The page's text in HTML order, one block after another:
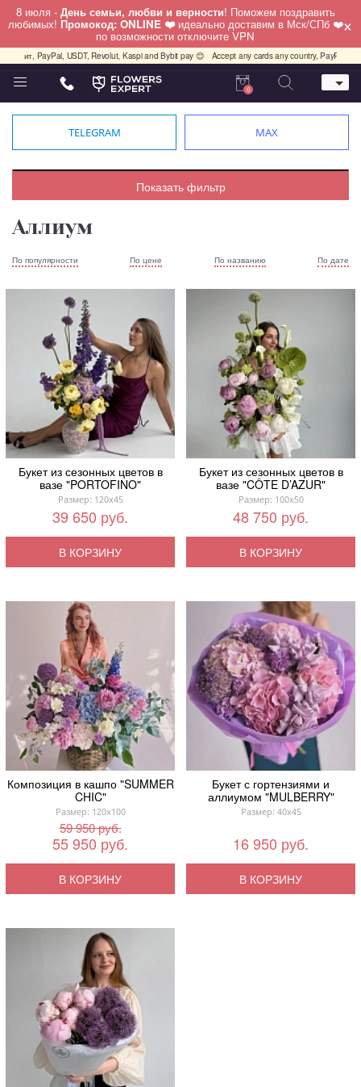
8 июля - День семьи, любви и верности! Поможем поздравить
любимых! Промокод: ONLINE ❤️ идеально доставим в Мск/СПб ❤️
по возможности отключите VPN ×
PayPal, USDT, Revolut, Kaspi and Bybit pay 😊 Accept any cards any country, PayPal,
Телефон
+7 (812) 425 36 05
Санкт-Петербург,
Лизы Чайкиной 25
работаем круглосуточно
0
TELEGRAM MAX
Показать фильтр
Аллиум
По популярности По цене По названию По дате
Букет из сезонных цветов в
вазе "PORTOFINO"
Размер: 120x45
39 650 руб.
В КОРЗИНУ
Букет из сезонных цветов в
вазе "CÔTE D’AZUR"
Размер: 100x50
48 750 руб.
В КОРЗИНУ
Композиция в кашпо "SUMMER
CHIC"
Размер: 120x100
59 950 руб.
55 950 руб.
В КОРЗИНУ
Букет с гортензиями и
аллиумом "MULBERRY"
Размер: 40x45
16 950 руб.
В КОРЗИНУ